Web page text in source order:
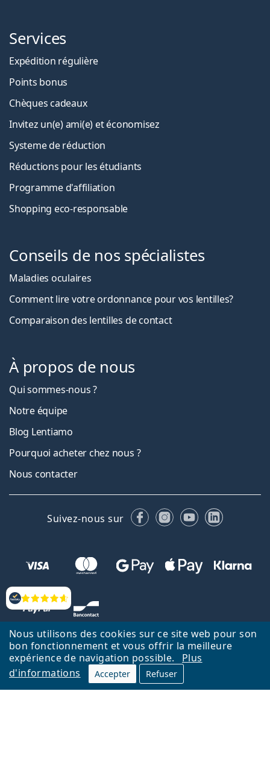
Nous utilisons des cookies sur ce site web pour son
bon fonctionnement et vous offrir la meilleure
expérience de navigation possible.
Plus
d'informations
Accepter Refuser
Évaluation
Services
Expédition régulière
Points bonus
Chèques cadeaux
Invitez un(e) ami(e) et économisez
Systeme de réduction
Réductions pour les étudiants
Programme d'affiliation
Shopping eco-responsable
Conseils de nos spécialistes
Maladies oculaires
Comment lire votre ordonnance pour vos lentilles?
Comparaison des lentilles de contact
À propos de nous
Qui sommes-nous ?
Notre équipe
Blog Lentiamo
Pourquoi acheter chez nous ?
Nous contacter
Suivez-nous sur FacebookInstagram
YouTubeLinkedIn
Retour à la page d'accueil Haut
Nederlands